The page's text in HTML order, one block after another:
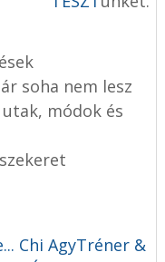
soha nem lesz
módok és